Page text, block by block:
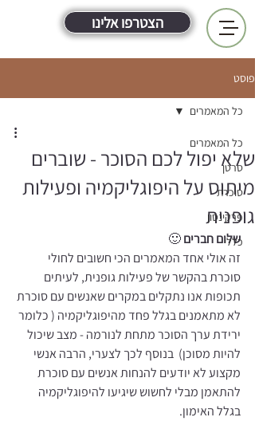
הצטרפו אלינו
פוסט
כל המאמרים
סרטן
סוכרת
פרקינסון
כללי
כל המאמרים
שלא יפול לכם הסוכר - שוברים
מיתוס על היפוגליקמיה ופעילות
גופנית
שלום חברים 🙂
זה אולי אחד המאמרים הכי חשובים לחולי
סוכרת בהקשר של פעילות גופנית, לעיתים
תכופות אנו נתקלים במקרים שאנשים עם סוכרת
לא מתאמנים בגלל פחד מהיפוגליקמיה ( כלומר
ירידת ערך הסוכר מתחת לנורמה - מצב שיכול
להיות מסוכן)  בנוסף לכך לצערי, הרבה אנשי
מקצוע לא יודעים להנחות אנשים עם סוכרת
להתאמן מבלי לחשוש שיגיעו להיפוגליקמיה
בגלל האימון.